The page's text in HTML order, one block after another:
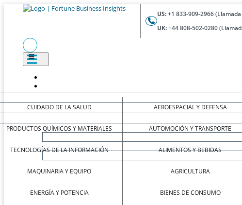
US:+1 833-909-2966
UK:+44 808-502-0280
CUIDADO DE LA SALUD
PRODUCTOS QUÍMICOS Y MATERIALES
TECNOLOGÍAS DE LA INFORMACIÓN
MAQUINARIA Y EQUIPO
ENERGÍA Y POTENCIA
AEROESPACIAL Y DEFENSA
AUTOMOCIÓN Y TRANSPORTE
ALIMENTOS Y BEBIDAS
AGRICULTURA
BIENES DE CONSUMO